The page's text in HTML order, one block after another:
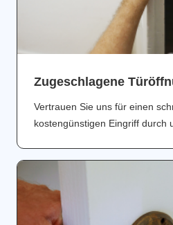
Zugeschlagene
Vertrauen Sie uns für einen
kostengünstigen Eingriff durch